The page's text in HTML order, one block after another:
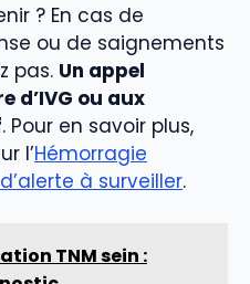
? En cas de
ou de saignements
pas. Un appel
d’IVG ou aux
. Pour en savoir plus,
l’Hémorragie
à surveiller.
TNM sein :